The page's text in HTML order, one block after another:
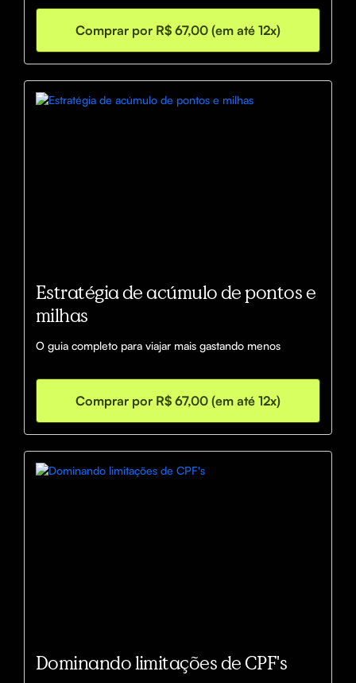
Comprar por R$ 67,00 (em até 12x)
Estratégia de acúmulo de pontos e
milhas
O guia completo para viajar mais gastando menos
Comprar por R$ 67,00 (em até 12x)
Dominando limitações de CPF's